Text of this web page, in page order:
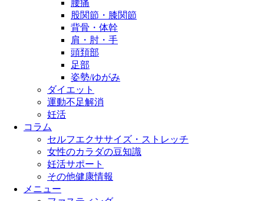
腰痛
股関節・膝関節
背骨・体幹
肩・肘・手
頭頚部
足部
姿勢/ゆがみ
ダイエット
運動不足解消
妊活
コラム
セルフエクササイズ・ストレッチ
女性のカラダの豆知識
妊活サポート
その他健康情報
メニュー